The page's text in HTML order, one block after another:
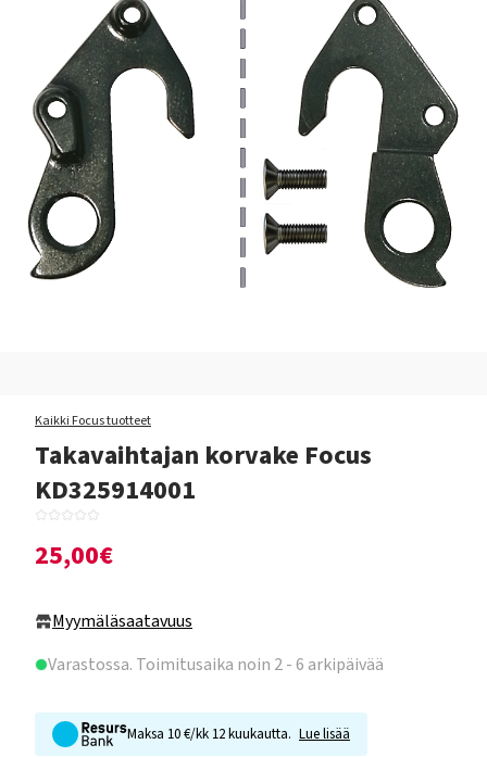
Kaikki Focus tuotteet
Takavaihtajan korvake Focus
KD325914001
25,00€
Myymäläsaatavuus
Varastossa. Toimitusaika noin 2 - 6 arkipäivää
Maksa 10 €/kk 12 kuukautta. Lue lisää